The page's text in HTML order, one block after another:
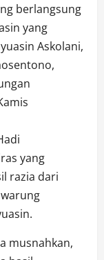
berlangsung
yang
Askolani,
yang
razia dari
musnahkan,